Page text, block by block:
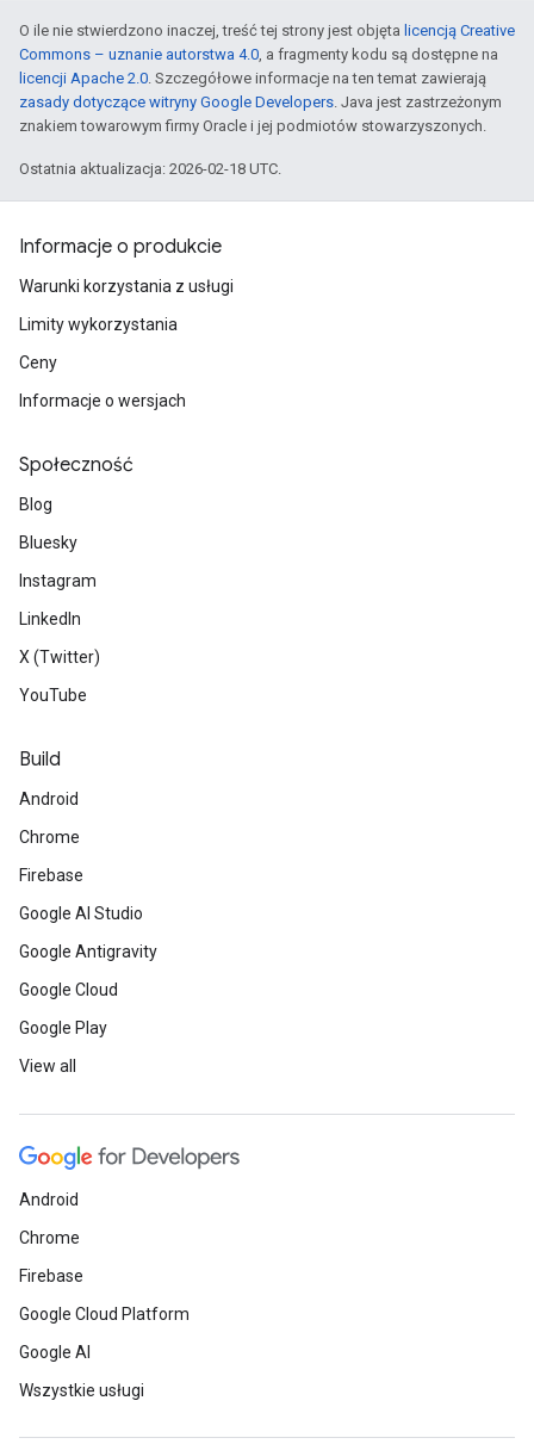
O ile nie stwierdzono inaczej, treść tej strony jest objęta licencją Creative
Commons – uznanie autorstwa 4.0, a fragmenty kodu są dostępne na
licencji Apache 2.0. Szczegółowe informacje na ten temat zawierają
zasady dotyczące witryny Google Developers. Java jest zastrzeżonym
znakiem towarowym firmy Oracle i jej podmiotów stowarzyszonych.
Ostatnia aktualizacja: 2026-02-18 UTC.
Informacje o produkcie
Warunki korzystania z usługi
Limity wykorzystania
Ceny
Informacje o wersjach
Społeczność
Blog
Bluesky
Instagram
LinkedIn
X (Twitter)
YouTube
Build
Android
Chrome
Firebase
Google AI Studio
Google Antigravity
Google Cloud
Google Play
View all
Android
Chrome
Firebase
Google Cloud Platform
Google AI
Wszystkie usługi